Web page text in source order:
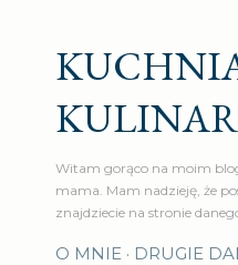
Witam gorąco na moim
mama. Mam nadzieję, że
znajdziecie na stronie
O MNIE DRUGIE